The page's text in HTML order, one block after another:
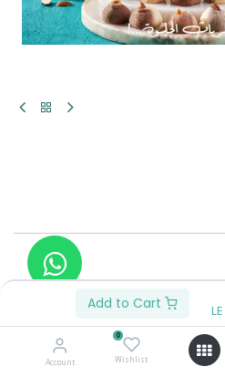
LE
0
Wishlist
Account